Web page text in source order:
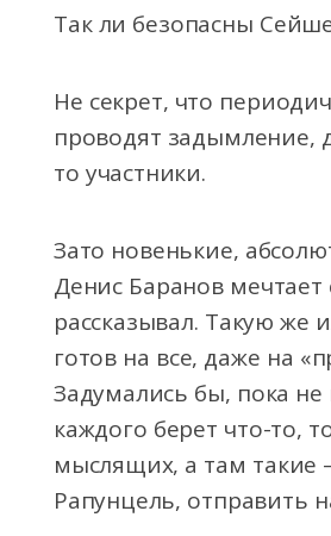
Так ли безопасны
Не секрет, что
проводят задымление,
то участники.
Зато новенькие,
Денис Баранов
рассказывал. Такую же
готов на все, даже на
Задумались бы, пока не
каждого берет что-то,
мыслящих, а там такие
Рапунцель, отправить